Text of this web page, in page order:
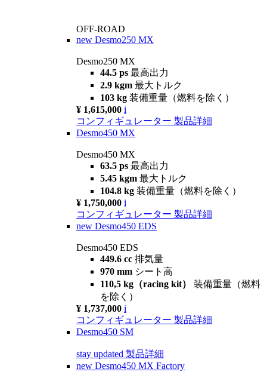
OFF-ROAD
new Desmo250 MX
Desmo250 MX
44.5 ps 最高出力
2.9 kgm 最大トルク
103 kg 装備重量（燃料を除く）
¥ 1,615,000 i
コンフィギュレーター 製品詳細
Desmo450 MX
Desmo450 MX
63.5 ps 最高出力
5.45 kgm 最大トルク
104.8 kg 装備重量（燃料を除く）
¥ 1,750,000 i
コンフィギュレーター 製品詳細
new Desmo450 EDS
Desmo450 EDS
449.6 cc 排気量
970 mm シート高
110,5 kg（racing kit） 装備重量（燃料
を除く）
¥ 1,737,000 i
コンフィギュレーター 製品詳細
Desmo450 SM
stay updated 製品詳細
new Desmo450 MX Factory